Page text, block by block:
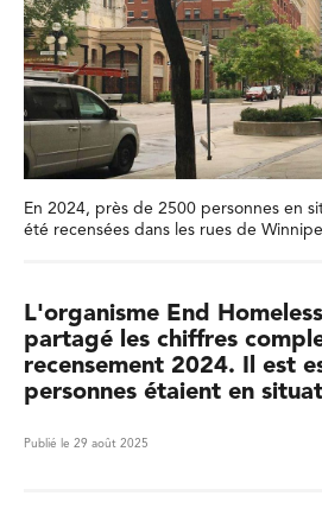
En 2024, près de 2500 personnes en
été recensées dans les rues de
L'organisme End
partagé les chiffres
recensement 2024. Il est
personnes étaient en
Publié le 29 août 2025